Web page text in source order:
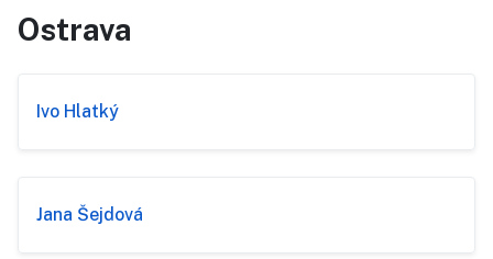
Ostrava
Ivo Hlatký
Jana Šejdová